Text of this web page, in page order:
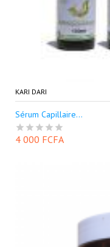
KARI DARI
Sérum Capillaire...
4 000 FCFA